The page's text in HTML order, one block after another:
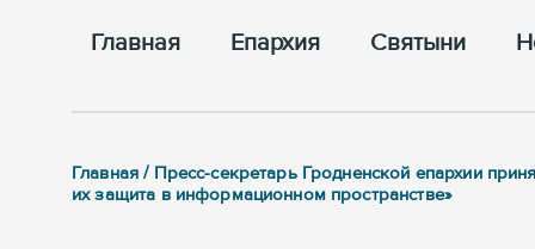
Главная Епархия Cвятыни
Главная / Пресс-секретарь Гродненской епархии
их защита в информационном пространстве»